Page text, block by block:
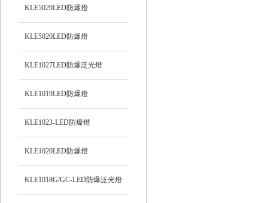
KLE5029LED防爆燈
KLE5020LED防爆燈
KLE1027LED防爆泛光燈
KLE1019LED防爆燈
KLE1023-LED防爆燈
KLE1020LED防爆燈
KLE1018G/GC-LED防爆泛光燈